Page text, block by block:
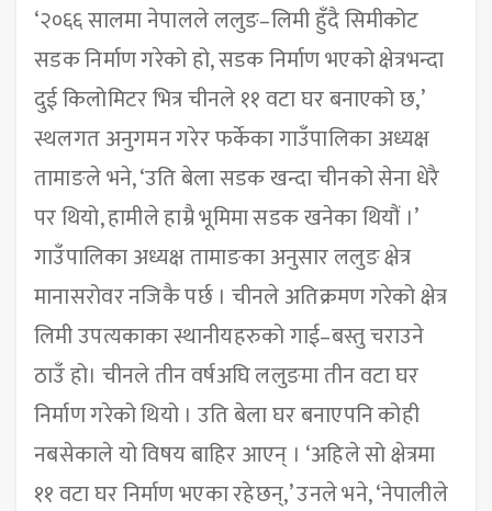
‘२०६६ सालमा नेपालले ललुङ–लिमी हुँदै सिमीकोट
सडक निर्माण गरेको हो, सडक निर्माण भएको क्षेत्रभन्दा
दुई किलोमिटर भित्र चीनले ११ वटा घर बनाएको छ,’
स्थलगत अनुगमन गरेर फर्केका गाउँपालिका अध्यक्ष
तामाङले भने, ‘उति बेला सडक खन्दा चीनको सेना धेरै
पर थियो, हामीले हाम्रै भूमिमा सडक खनेका थियौं ।’
गाउँपालिका अध्यक्ष तामाङका अनुसार ललुङ क्षेत्र
मानासरोवर नजिकै पर्छ । चीनले अतिक्रमण गरेको क्षेत्र
लिमी उपत्यकाका स्थानीयहरुको गाई–बस्तु चराउने
ठाउँ हो। चीनले तीन वर्षअघि ललुङमा तीन वटा घर
निर्माण गरेको थियो । उति बेला घर बनाएपनि कोही
नबसेकाले यो विषय बाहिर आएन् । ‘अहिले सो क्षेत्रमा
११ वटा घर निर्माण भएका रहेछन्,’ उनले भने, ‘नेपालीले